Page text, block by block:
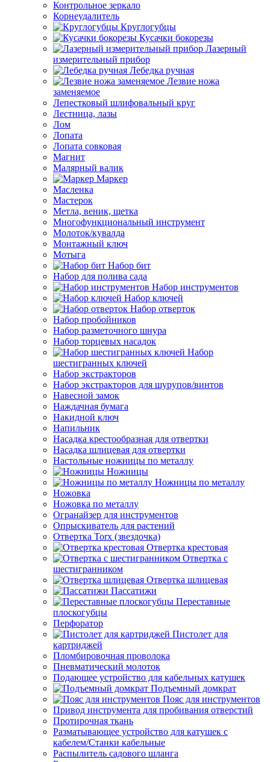
Контрольное зеркало
Корнеудалитель
Круглогубцы
Кусачки бокорезы
Лазерный
измерительный прибор
Лебедка ручная
Лезвие ножа
заменяемое
Лепестковый шлифовальный круг
Лестница, лазы
Лом
Лопата
Лопата совковая
Магнит
Малярный валик
Маркер
Масленка
Мастерок
Метла, веник, щетка
Многофункциональный инструмент
Молоток/кувалда
Монтажный ключ
Мотыга
Набор бит
Набор для полива сада
Набор инструментов
Набор ключей
Набор отверток
Набор пробойников
Набор разметочного шнура
Набор торцевых насадок
Набор
шестигранных ключей
Набор экстракторов
Набор экстракторов для шурупов/винтов
Навесной замок
Наждачная бумага
Накидной ключ
Напильник
Насадка крестообразная для отвертки
Насадка шлицевая для отвертки
Настольные ножницы по металлу
Ножницы
Ножницы по металлу
Ножовка
Ножовка по металлу
Огранайзер для инструментов
Опрыскиватель для растений
Отвертка Torx (звездочка)
Отвертка крестовая
Отвертка с
шестигранником
Отвертка шлицевая
Пассатижи
Переставные
плоскогубцы
Перфоратор
Пистолет для
картриджей
Пломбировочная проволока
Пневматический молоток
Подающее устройство для кабельных катушек
Подъемный домкрат
Пояс для инструментов
Привод инструмента для пробивания отверстий
Протирочная ткань
Разматывающее устройство для катушек с
кабелем/Станки кабельные
Распылитель садового шланга